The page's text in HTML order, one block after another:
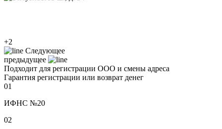
+2
Следующее
предыдущее
Подходит для регистрации ООО и смены адреса
Гарантия регистрации или возврат денег
01
ИФНС №20
02